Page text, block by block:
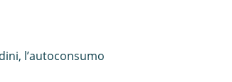
l’autoconsumo